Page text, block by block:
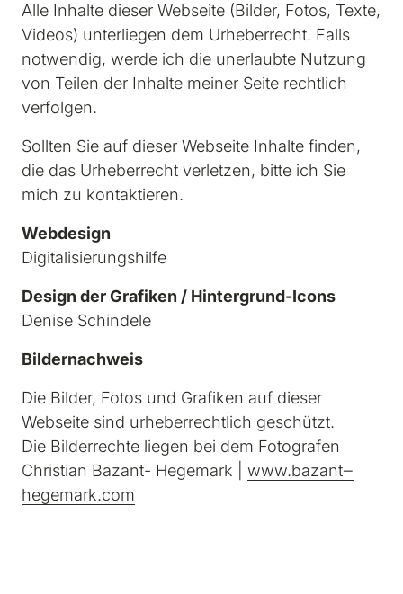
Alle Inhalte dieser Webseite (Bilder, Fotos, Texte,
Videos) unterliegen dem Urheberrecht. Falls
notwendig, werde ich die unerlaubte Nutzung
von Teilen der Inhalte meiner Seite rechtlich
verfolgen.
Sollten Sie auf dieser Webseite Inhalte finden,
die das Urheberrecht verletzen, bitte ich Sie
mich zu kontaktieren.
Webdesign
Digitalisierungshilfe
Denise Schindele
Bildernachweis
Die Bilder, Fotos und Grafiken auf dieser
Webseite sind urheberrechtlich geschützt.
Die Bilderrechte liegen bei dem Fotografen
Christian Bazant- Hegemark | www.bazant‒
hegemark.com